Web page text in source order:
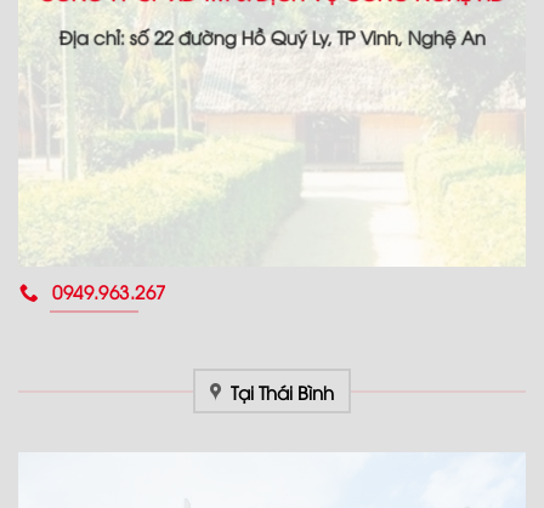
Địa chỉ: số 22 đường Hồ Quý Ly, TP Vinh, Nghệ An
0949.963.267
Tại Thái Bình